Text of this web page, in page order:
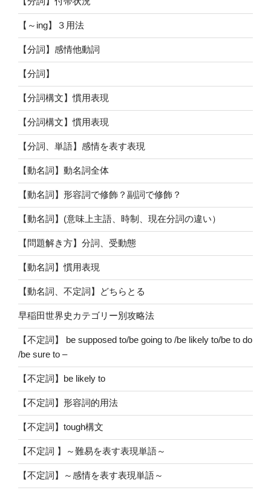
【～ing】３用法
【分詞】感情他動詞
【分詞】
【分詞構文】慣用表現
【分詞構文】慣用表現
【分詞、単語】感情を表す表現
【動名詞】動名詞全体
【動名詞】形容詞で修飾？副詞で修飾？
【動名詞】(意味上主語、時制、現在分詞の違い）
【問題解き方】分詞、受動態
【動名詞】慣用表現
【動名詞、不定詞】どちらとる
早稲田世界史カテゴリー別攻略法
【不定詞】 be supposed to/be going to /be likely to/be to do
/be sure to –
【不定詞】be likely to
【不定詞】形容詞的用法
【不定詞】tough構文
【不定詞 】～難易を表す表現単語～
【不定詞】～感情を表す表現単語～